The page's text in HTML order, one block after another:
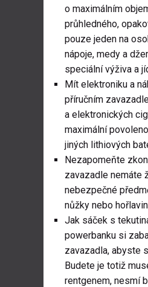
o maximálním
průhledného,
pouze jeden na
nápoje, medy a
speciální výživa a
Mít elektroniku a
příručním
a elektronických
maximální
jiných lithiových
Nezapomeňte
zavazadle nemáte
nebezpečné
nůžky nebo
Jak sáček s
powerbanku si
zavazadla, abyste
Budete je totiž
rentgenem, nesmí